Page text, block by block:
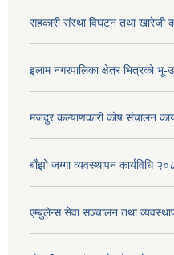
सहकारी संस्था विघटन तथा खारेजी
इलाम नगरपालिका क्षेत्र भित्रको भू-
मजदुर कल्याणकारी कोष संचालन
बाँझो जग्गा व्यवस्थापन कार्यविधि
एम्बुलेन्स सेवा सञ्चालन तथा